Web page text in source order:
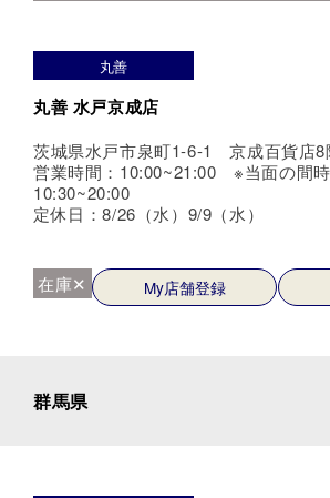
丸善
丸善 水戸京成店
茨城県水戸市泉町1-6-1 京成百貨店8
営業時間：10:00~21:00 ※当面の間
10:30~20:00
定休日：8/26（水）9/9（水）
在庫✕ My店舗登録
群馬県